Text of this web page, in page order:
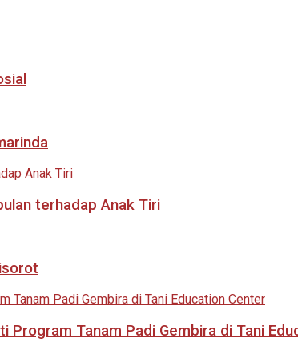
terhadap Anak Tiri
Program Tanam Padi Gembira di Tani